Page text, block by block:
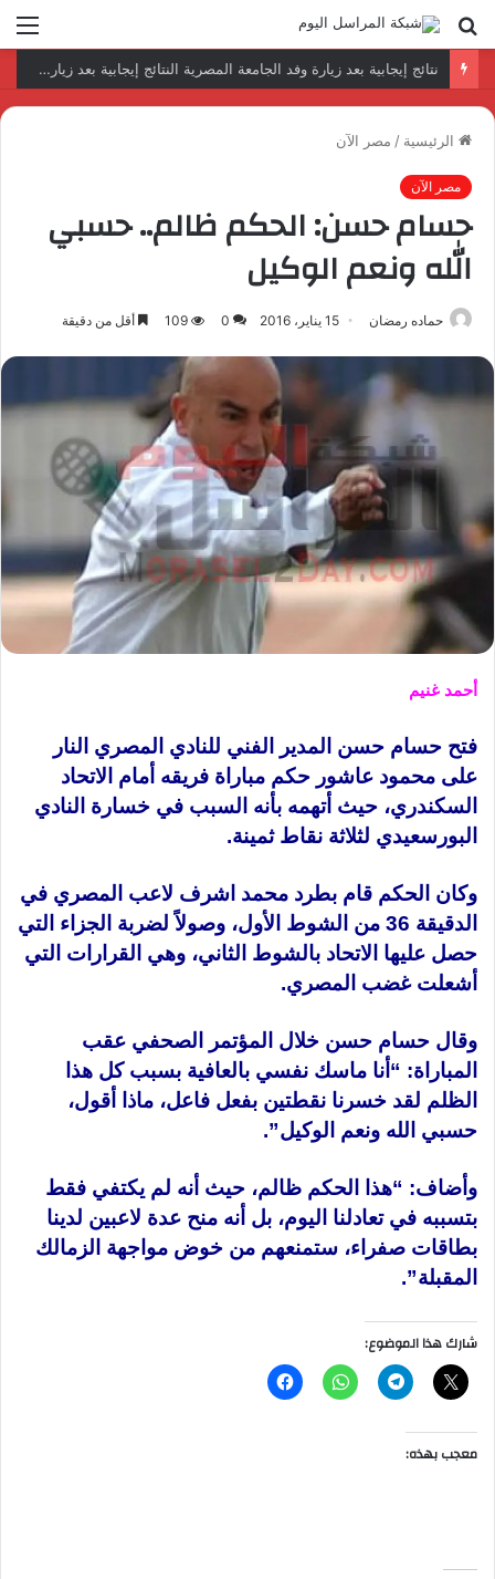
بحث
عن
رئيس المكتب التنفيذي للمجلس العربي للاختصاصات الصحية يبحث مع الأمين العام لجامعة الدول العربية تعزيز التعاون لتطوير النظم الصحية العربية
الرئيسية / مصر الآن
مصر الآن
حسام حسن: الحكم ظالم.. حسبي
الله ونعم الوكيل
حماده رمضان 15 يناير، 2016 0
109 أقل من دقيقة
أحمد غنيم
فتح حسام حسن المدير الفني للنادي المصري النار
على محمود عاشور حكم مباراة فريقه أمام الاتحاد
السكندري، حيث أتهمه بأنه السبب في خسارة النادي
البورسعيدي لثلاثة نقاط ثمينة.
وكان الحكم قام بطرد محمد اشرف لاعب المصري في
الدقيقة 36 من الشوط الأول، وصولاً لضربة الجزاء التي
حصل عليها الاتحاد بالشوط الثاني، وهي القرارات التي
أشعلت غضب المصري.
وقال حسام حسن خلال المؤتمر الصحفي عقب
المباراة: “أنا ماسك نفسي بالعافية بسبب كل هذا
الظلم لقد خسرنا نقطتين بفعل فاعل، ماذا أقول،
حسبي الله ونعم الوكيل”.
وأضاف: “هذا الحكم ظالم، حيث أنه لم يكتفي فقط
بتسببه في تعادلنا اليوم، بل أنه منح عدة لاعبين لدينا
بطاقات صفراء، ستمنعهم من خوض مواجهة الزمالك
المقبلة”.
شارك هذا الموضوع:
معجب بهذه: